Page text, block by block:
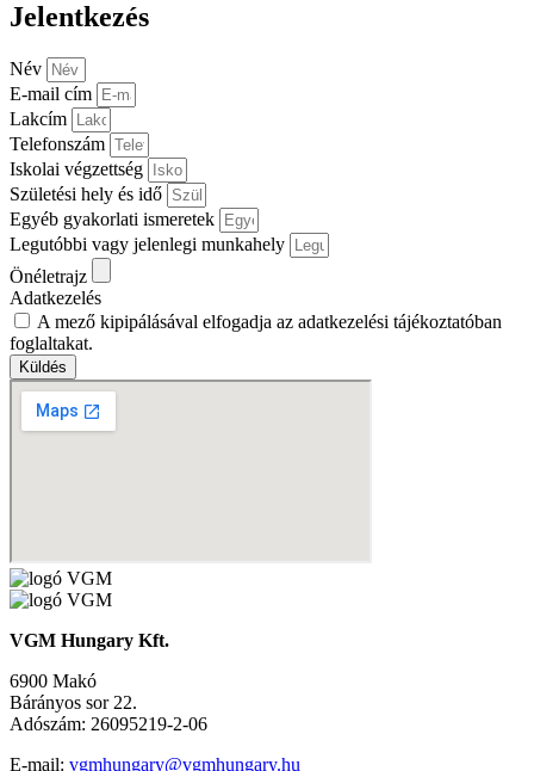
Jelentkezés
Név
E-mail cím
Lakcím
Telefonszám
Iskolai végzettség
Születési hely és idő
Egyéb gyakorlati ismeretek
Legutóbbi vagy jelenlegi munkahely
Önéletrajz
Adatkezelés
A mező kipipálásával elfogadja az adatkezelési tájékoztatóban
foglaltakat.
Küldés
VGM Hungary Kft.
6900 Makó
Bárányos sor 22.
Adószám: 26095219-2-06
E-mail: vgmhungary@vgmhungary.hu